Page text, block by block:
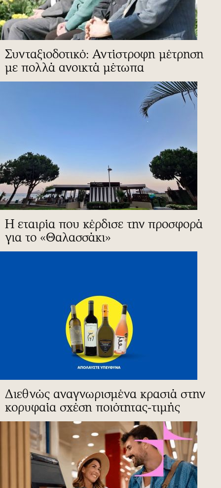
Συνταξιοδοτικό: Αντίστροφη μέτρηση
με πολλά ανοικτά μέτωπα
Η εταιρία που κέρδισε την προσφορά
για το «Θαλασσάκι»
Διεθνώς αναγνωρισμένα κρασιά στην
κορυφαία σχέση ποιότητας-τιμής